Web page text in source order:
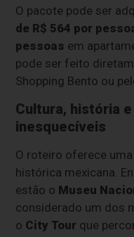
O pacote pode ser
de R$ 564 por
pessoas em
pode ser feito
Shopping Bento ou
Cultura, história
inesquecíveis
O roteiro oferece
histórica mexicana.
estão o Museu
considerado um dos
o City Tour que